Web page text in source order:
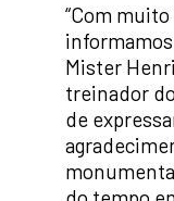
“Com
Mister
treinador
de